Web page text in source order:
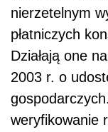
nierzetelnym
płatniczych
Działają one
2003 r. o
weryfikowanie